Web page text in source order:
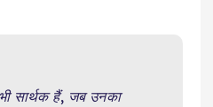
सार्थक हैं, जब उनका